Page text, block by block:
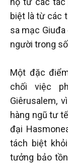
biệt là từ các
sa mạc
người trong
Một đặc
chối việc
Giêrusalem,
hàng ngũ tư
đại
tách biệt
tưởng bảo